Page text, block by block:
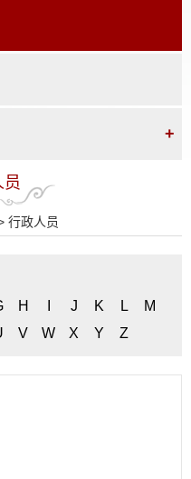
+
员
行政人员
H J K L
M
V W X Y Z